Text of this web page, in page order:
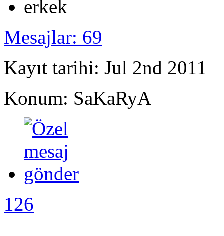
Mesajlar: 69
Kayıt tarihi: Jul 2nd 2011
Konum: SaKaRyA
126